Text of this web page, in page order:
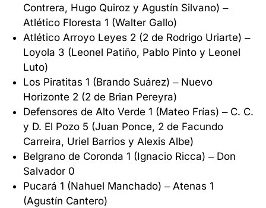
Contrera, Hugo Quiroz y Agustín Silvano) –
Atlético Floresta 1 (Walter Gallo)
Atlético Arroyo Leyes 2 (2 de Rodrigo Uriarte) –
Loyola 3 (Leonel Patiño, Pablo Pinto y Leonel
Luto)
Los Piratitas 1 (Brando Suárez) – Nuevo
Horizonte 2 (2 de Brian Pereyra)
Defensores de Alto Verde 1 (Mateo Frías) – C. C.
y D. El Pozo 5 (Juan Ponce, 2 de Facundo
Carreira, Uriel Barrios y Alexis Albe)
Belgrano de Coronda 1 (Ignacio Ricca) – Don
Salvador 0
Pucará 1 (Nahuel Manchado) – Atenas 1
(Agustín Cantero)